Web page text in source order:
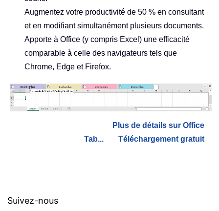
Augmentez votre productivité de 50 % en consultant
et en modifiant simultanément plusieurs documents.
Apporte à Office (y compris Excel) une efficacité
comparable à celle des navigateurs tels que
Chrome, Edge et Firefox.
Plus de détails sur Office
Tab...
Téléchargement gratuit
Suivez-nous